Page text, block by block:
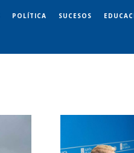
POLÍTICA SUCESOS